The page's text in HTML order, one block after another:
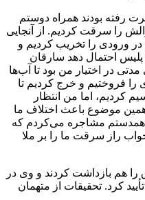
رفته بودند همراه دوستم
را سرقت کردیم. از آنجایی
ورودی را تخریب کردیم و
پلیس احتمال دهد سارقان
مدتی در اختیار من بود تا آب‌ها
را فروختیم و خرج کردیم تا
کردیم، اما من انتظار
موضوع باعث اختلاف ما
همدستم مشاجره می‌کردم که
راز سرقت ما را بر ملا
هم بازداشت کردند و وی در
کرد. تحقیقات از متهمان